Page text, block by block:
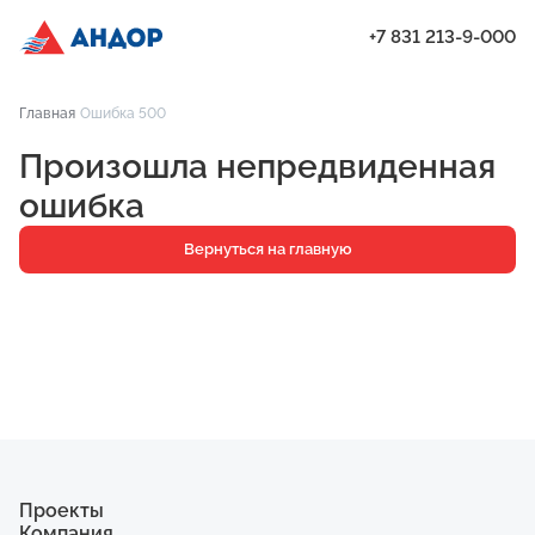
Проекты
Квартиры
Паркинг
Кладовые
+7 831 213-9-000
Главная Ошибка 500
Произошла непредвиденная
ошибка
Вернуться на главную
Проекты